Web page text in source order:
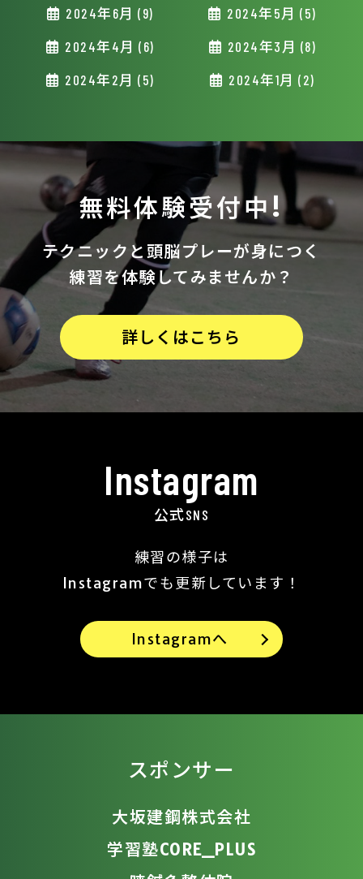
2024年6月 (9) 2024年5月 (5)
2024年4月 (6) 2024年3月 (8)
2024年2月 (5) 2024年1月 (2)
無料体験受付中!
テクニックと 頭脳プレーが身につく
練習を体験してみませんか？
詳しくはこちら
Instagram
公式SNS
練習の様子は
Instagramでも更新しています！
Instagramへ
スポンサー
大坂建鋼株式会社
学習塾CORE_PLUS